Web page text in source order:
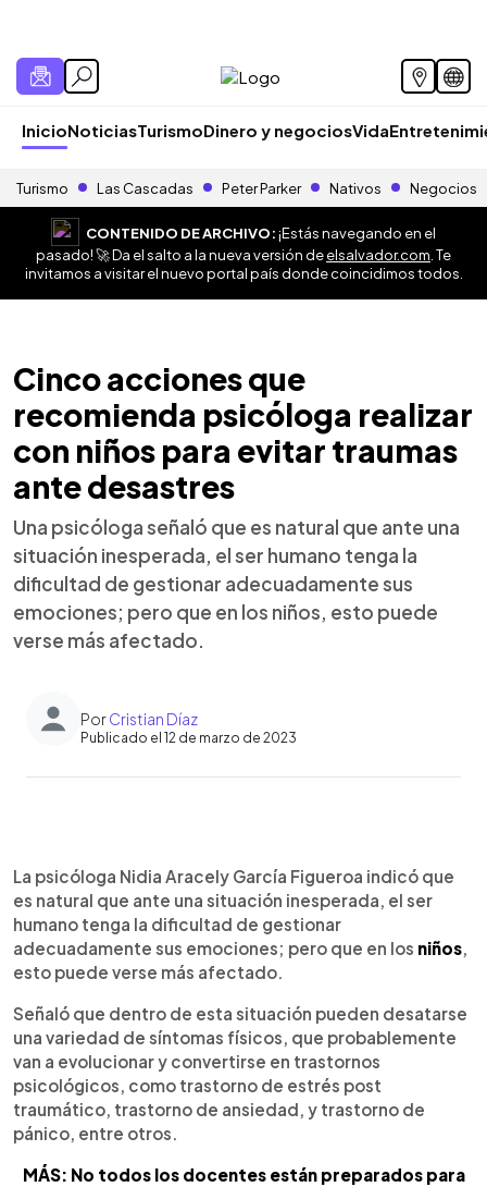
InicioNoticiasTurismoDinero y negociosVida
Turismo Las Cascadas Peter Parker Nativos Negocios
CONTENIDO DE ARCHIVO:¡Estás navegando en el
pasado! 🚀 Da el salto a la nueva versión deelsalvador.com . Te
invitamos a visitar el nuevo portal país donde coincidimos todos.
Cinco acciones que
recomienda psicóloga realizar
con niños para evitar traumas
ante desastres
Una psicóloga señaló que es natural que ante una
situación inesperada, el ser humano tenga la
dificultad de gestionar adecuadamente sus
emociones; pero que en los niños, esto puede
verse más afectado.
PorCristian Díaz
Publicado el 12 de marzo de 2023
► Escuchar artículo
La psicóloga Nidia Aracely García Figueroa indicó que
es natural que ante una situación inesperada, el ser
humano tenga la dificultad de gestionar
adecuadamente sus emociones; pero que en los niños,
esto puede verse más afectado.
Señaló que dentro de esta situación pueden desatarse
una variedad de síntomas físicos, que probablemente
van a evolucionar y convertirse en trastornos
psicológicos, como trastorno de estrés post
traumático, trastorno de ansiedad, y trastorno de
pánico, entre otros.
MÁS: No todos los docentes están preparados para